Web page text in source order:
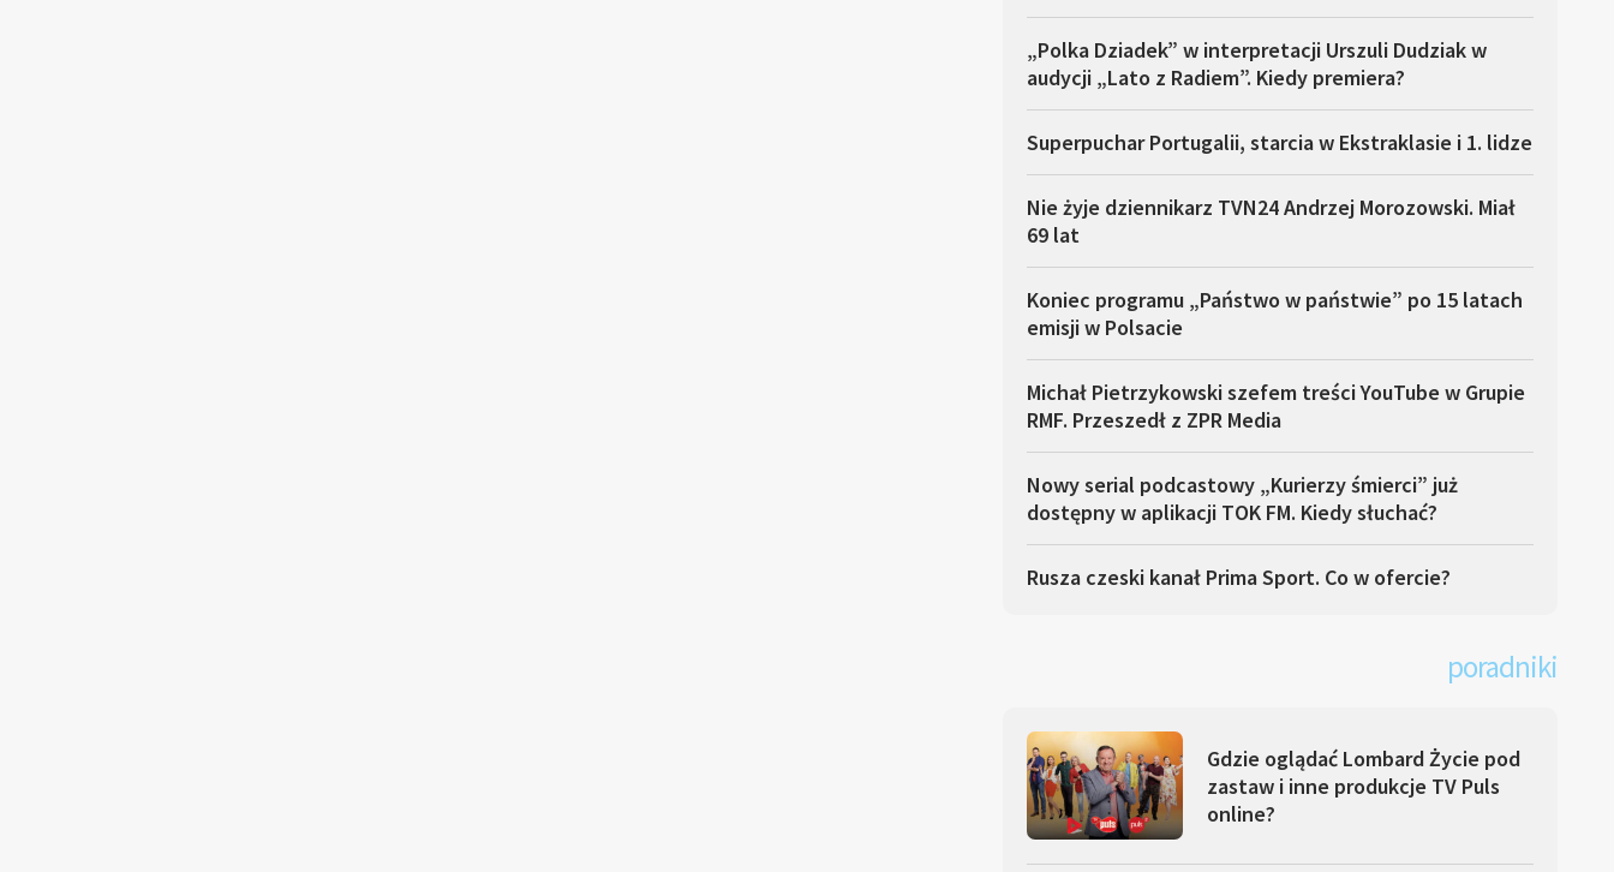
„Polka Dziadek” w interpretacji Urszuli Dudziak w
audycji „Lato z Radiem”. Kiedy premiera?
Superpuchar Portugalii, starcia w Ekstraklasie i 1. lidze
Nie żyje dziennikarz TVN24 Andrzej Morozowski. Miał
69 lat
Koniec programu „Państwo w państwie” po 15 latach
emisji w Polsacie
Michał Pietrzykowski szefem treści YouTube w Grupie
RMF. Przeszedł z ZPR Media
Nowy serial podcastowy „Kurierzy śmierci” już
dostępny w aplikacji TOK FM. Kiedy słuchać?
Rusza czeski kanał Prima Sport. Co w ofercie?
poradniki
Gdzie oglądać Lombard Życie pod
zastaw i inne produkcje TV Puls
online?